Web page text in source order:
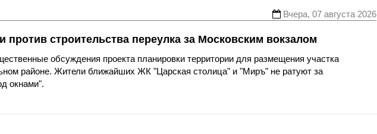
Вчера, 07 августа 2026
против строительства переулка за Московским вокзалом
обсуждения проекта планировки территории для размещения участка
районе. Жители ближайших ЖК "Царская столица" и "Миръ" не ратуют за
окнами".